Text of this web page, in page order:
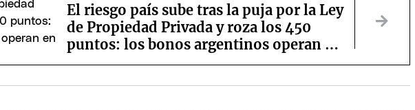
El riesgo país sube tras la puja por la Ley
de Propiedad Privada y roza los 450
puntos: los bonos argentinos operan en
rojo